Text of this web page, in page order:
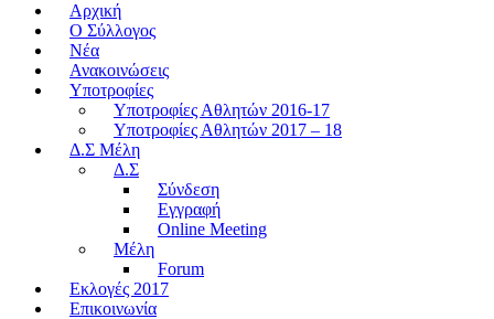
Αρχική
O Σύλλογος
Νέα
Ανακοινώσεις
Υποτροφίες
Υποτροφίες Αθλητών 2016-17
Υποτροφίες Αθλητών 2017 – 18
Δ.Σ Μέλη
Δ.Σ
Σύνδεση
Εγγραφή
Online Meeting
Μέλη
Forum
Εκλογές 2017
Επικοινωνία